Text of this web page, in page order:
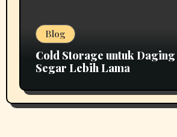
Blog
Cold Storage untuk
Segar Lebih Lama